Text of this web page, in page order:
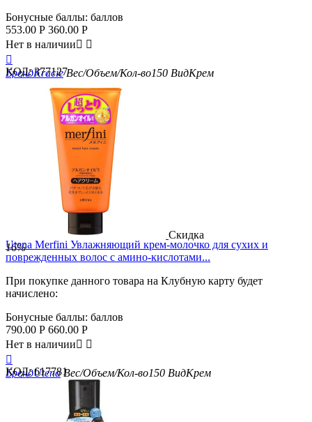
Бонусные баллы: баллов
553.00 Р 360.00 Р
Нет в наличии 

БрендKracie Вес/Объем/Кол-во150 ВидКрем
КОД: 377127
Скидка
16%
Utena Merfini Увлажняющий крем-молочко для сухих и
поврежденных волос с амино-кислотами...
При покупке данного товара на Клубную карту будет
начислено:
Бонусные баллы: баллов
790.00 Р 660.00 Р
Нет в наличии 

БрендUtena Вес/Объем/Кол-во150 ВидКрем
КОД: 617781